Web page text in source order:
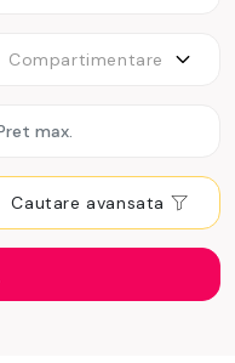
Compartimentare
Cautare avansata